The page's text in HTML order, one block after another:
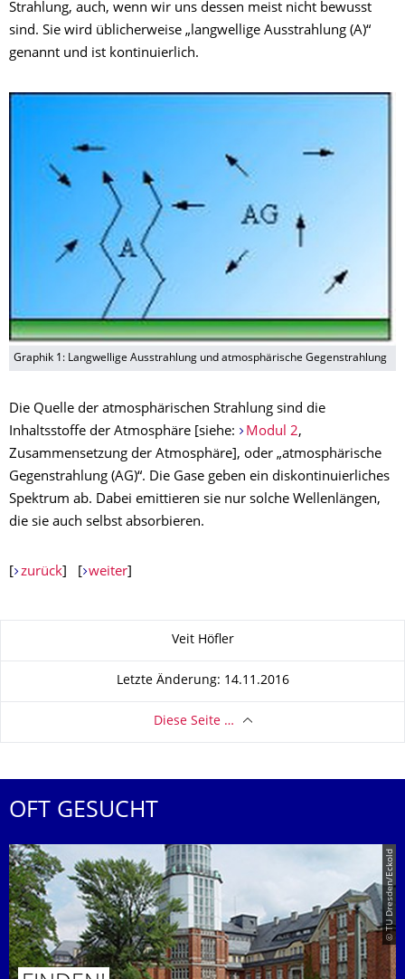
Strahlung, auch, wenn wir uns dessen meist nicht bewusst
sind. Sie wird üblicherweise „langwellige Ausstrahlung (A)“
genannt und ist kontinuierlich.
Graphik 1: Langwellige Ausstrahlung und atmosphärische Gegenstrahlung
Die Quelle der atmosphärischen Strahlung sind die
Inhaltsstoffe der Atmosphäre [siehe:
Modul 2,
Zusammensetzung der Atmosphäre], oder „atmosphärische
Gegenstrahlung (AG)“. Die Gase geben ein diskontinuierliches
Spektrum ab. Dabei emittieren sie nur solche Wellenlängen,
die sie auch selbst absorbieren.
zurück] [ weiter
Veit Höfler
Letzte Änderung: 14.11.2016
Diese Seite …
OFT GESUCHT
© TU Dresden/Eckold